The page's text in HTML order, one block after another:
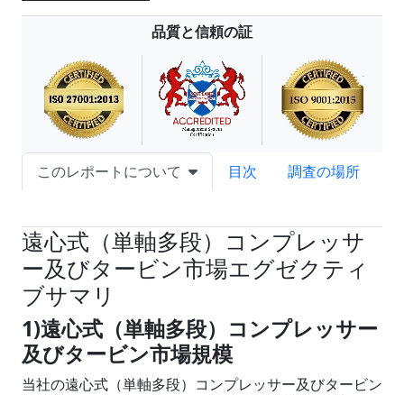
品質と信頼の証
このレポートについて 目次
調査の場所
遠心式（単軸多段）コンプレッサ
ー及びタービン市場エグゼクティ
ブサマリ
1)遠心式（単軸多段）コンプレッサー
及びタービン市場規模
当社の遠心式（単軸多段）コンプレッサー及びタービン